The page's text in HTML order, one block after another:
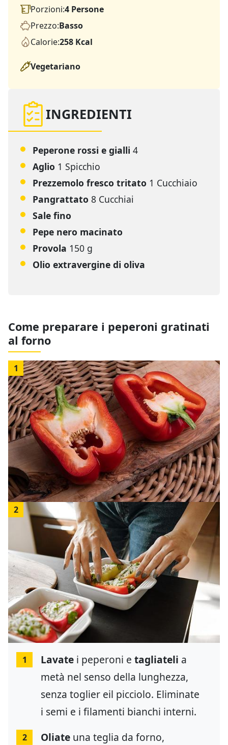
Porzioni:4 Persone
Prezzo:Basso
Calorie:258 Kcal
Vegetariano
INGREDIENTI
Peperone rossi e gialli 4
Aglio 1 Spicchio
Prezzemolo fresco tritato 1 Cucchiaio
Pangrattato 8 Cucchiai
Sale fino
Pepe nero macinato
Provola 150 g
Olio extravergine di oliva
Come preparare i peperoni gratinati
al forno
1
2
1 Lavate i peperoni e tagliateli a
metà nel senso della lunghezza,
senza toglier eil picciolo. Eliminate
i semi e i filamenti bianchi interni.
2 Oliate una teglia da forno,